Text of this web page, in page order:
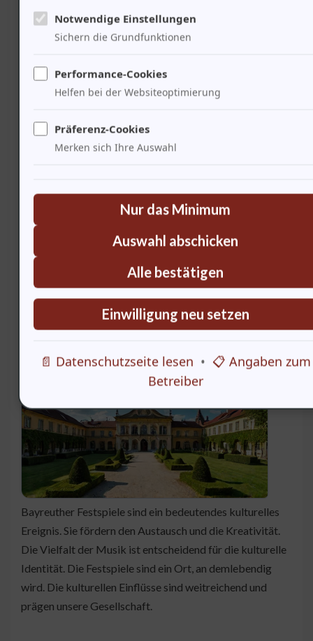
Dieist vielversprechend. Die Kombination aus Tradition
und Innovation wird entscheidend sein. 80% der jungen
Die Herausforderung liegt darin, die Essenz von Wagners
Musik zu bewahren. Es ist wichtig, das Erbe zu ehren und
gleichzeitig neue Wege zu gehen. Ich frage mich, was der
nächste Historiker über die kulturellen Einflüsse der
Festspiele schreiben wird.
Festspiele
Bayreuther Festspiele sind ein bedeutendes kulturelles
Ereignis. Sie fördern den Austausch und die Kreativität.
Die Vielfalt der Musik ist entscheidend für die kulturelle
Identität. Die Festspiele sind ein Ort, an demlebendig
wird. Die kulturellen Einflüsse sind weitreichend und
prägen unsere Gesellschaft.
Notwendige Einstellungen
Sichern die Grundfunktionen
Performance-Cookies
Helfen bei der Websiteoptimierung
Präferenz-Cookies
Merken sich Ihre Auswahl
Nur das Minimum
Auswahl abschicken
Alle bestätigen
Einwilligung neu setzen
📄 Datenschutzseite lesen • 📋 Angaben zum
Betreiber